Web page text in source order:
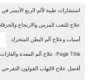
استشارات طبية لألم الربع الأيسر في
علاج للتعب المزمن والارتجاع
أسباب وعلاج ألم البطن المتحرك
Page Title: علاج ألم المعدة والغازات والنغزات المصاحبة
أفضل علاج لالتهاب القولون التقرحي